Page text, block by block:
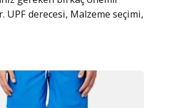
UPF derecesi, Malzeme seçimi,